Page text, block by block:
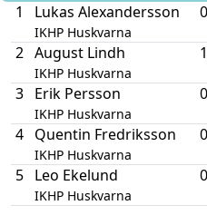
1
Lukas Alexandersson
IKHP Huskvarna
2 August Lindh
IKHP Huskvarna
3
Erik Persson
IKHP Huskvarna
4
Quentin Fredriksson
IKHP Huskvarna
5
Leo Ekelund
IKHP Huskvarna